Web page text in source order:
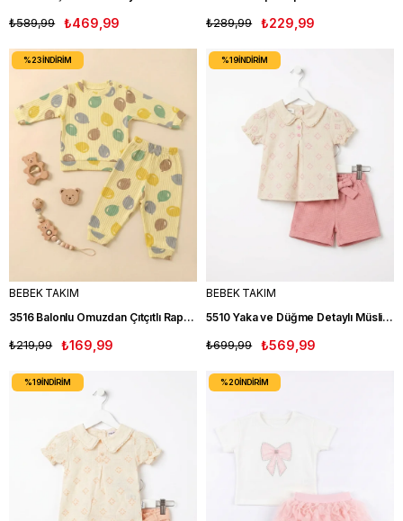
₺469,99
₺589,99 ₺229,99
₺289,99
BEBEK TAKIM
3516 Balonlu Omuzdan Çıtçıtlı Raporlu İkili Bebe Takım EKRU
₺169,99
₺219,99
%23İNDIRIM
BEBEK TAKIM
5510 Yaka ve Düğme Detaylı Müslin Kız Bebe Takımı PEMBE
₺569,99
₺699,99
%19İNDIRIM
%19İNDIRIM %20İNDIRIM